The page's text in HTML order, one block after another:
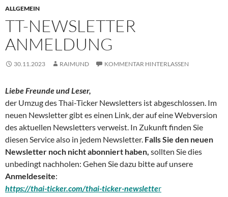
ALLGEMEIN
TT-NEWSLETTER
ANMELDUNG
30.11.2023 RAIMUND KOMMENTAR HINTERLASSEN
Liebe Freunde und Leser,
der Umzug des Thai-Ticker Newsletters ist abgeschlossen. Im
neuen Newsletter gibt es einen Link, der auf eine Webversion
des aktuellen Newsletters verweist. In Zukunft finden Sie
diesen Service also in jedem Newsletter. Falls Sie den neuen
Newsletter noch nicht abonniert haben, sollten Sie dies
unbedingt nachholen: Gehen Sie dazu bitte auf unsere
Anmeldeseite:
https://thai-ticker.com/thai-ticker-newsletter